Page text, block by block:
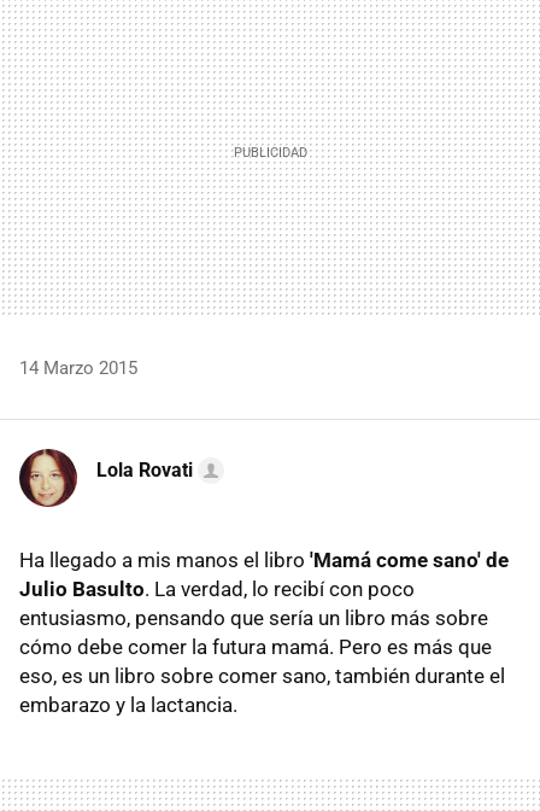
MAIL
14 Marzo 2015
Lola Rovati
Ha llegado a mis manos el libro 'Mamá come sano' de
Julio Basulto. La verdad, lo recibí con poco
entusiasmo, pensando que sería un libro más sobre
cómo debe comer la futura mamá. Pero es más que
eso, es un libro sobre comer sano, también durante el
embarazo y la lactancia.